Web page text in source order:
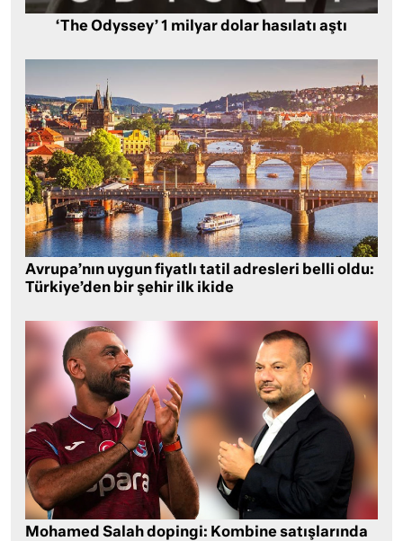
‘The Odyssey’ 1 milyar dolar hasılatı aştı
Avrupa’nın uygun fiyatlı tatil adresleri belli oldu:
Türkiye’den bir şehir ilk ikide
Mohamed Salah dopingi: Kombine satışlarında